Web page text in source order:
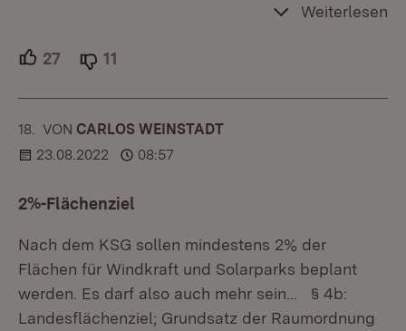
Weiterlesen
27 Unterstützer.
11
18. KOMMENTAR
VON :CARLOS WEINSTADT
23.08.2022
08:57
2%-Flächenziel
Nach dem KSG sollen mindestens 2% der
Flächen für Windkraft und Solarparks beplant
werden. Es darf also auch mehr sein... § 4b:
Landesflächenziel; Grundsatz der Raumordnung